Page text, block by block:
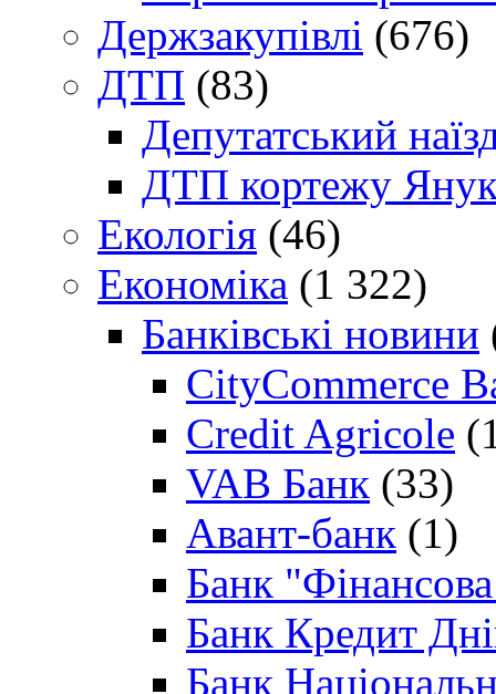
Держзакупівлі (676)
ДТП (83)
Депутатський
ДТП кортежу
Екологія (46)
Економіка (1 322)
Банківські новини
CityCommerce
Credit Agricole
VAB Банк (33)
Авант-банк (1)
Банк "Фінансова
Банк Кредит
Банк